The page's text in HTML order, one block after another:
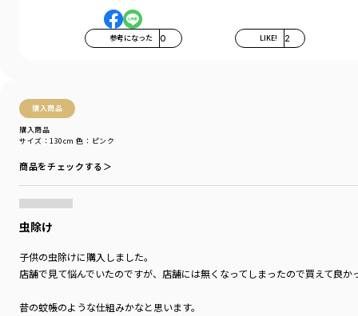
参考になった 0 LIKE! 2
購入商品
購入商品
サイズ：130cm 色：ピンク
商品をチェックする＞
虫除け
子供の虫除けに購入しました。
店舗で見て悩んでいたのですが、店舗には無くなってしまったので買えて良
昔の蚊帳のような仕組みかなと思います。